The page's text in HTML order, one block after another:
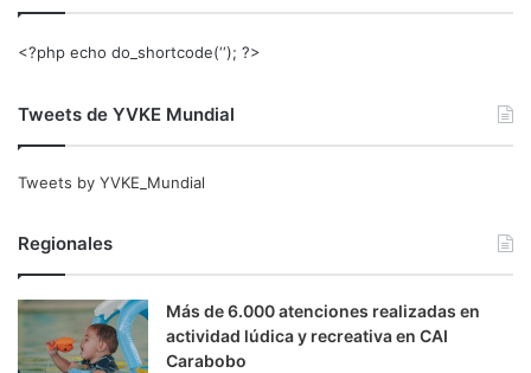
<?php echo do_shortcode(‘‘); ?>
Tweets de YVKE Mundial
Tweets by YVKE_Mundial
Regionales
Más de 6.000 atenciones realizadas en
actividad lúdica y recreativa en CAI
Carabobo